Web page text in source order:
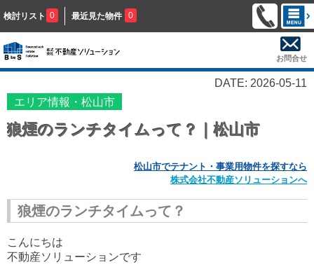
検討リスト 0 最近見た物件 0
お問合せ
DATE: 2026-05-11
エリア情報・松山市
狼煙のランチタイムって？｜松山市
松山市でテナント・事業用物件を探すなら
株式会社不動産ソリューションへ
狼煙のランチタイムって？
こんにちは
不動産ソリューションです